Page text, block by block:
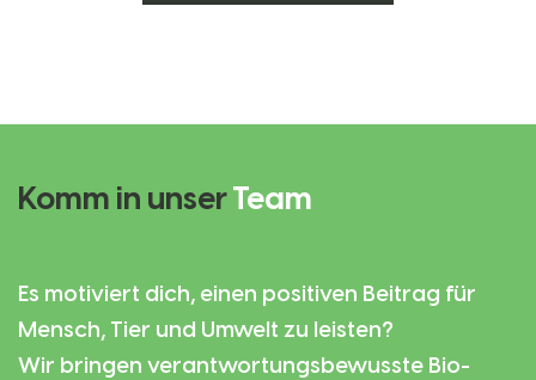
Komm in unserTeam
Es motiviert dich, einen positiven Beitrag für
Mensch, Tier und Umwelt zu leisten?
Wir bringen verantwortungsbewusste Bio-